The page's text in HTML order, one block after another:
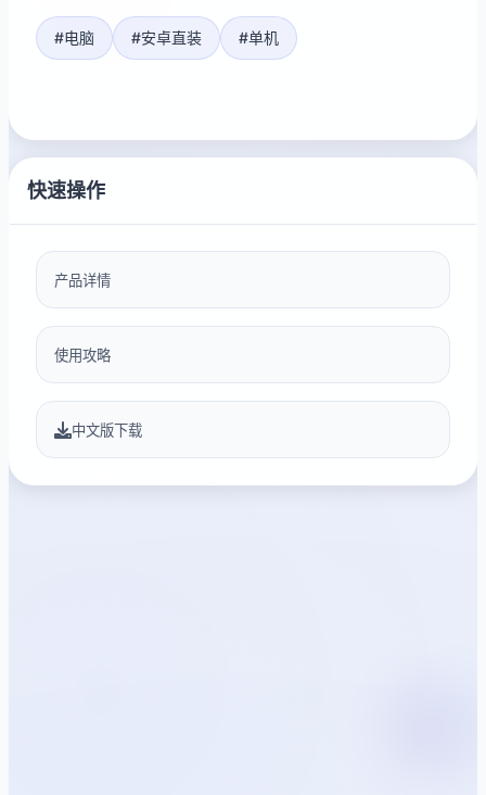
#电脑 #安卓直装 #单机
快速操作
产品详情
使用攻略
中文版下载